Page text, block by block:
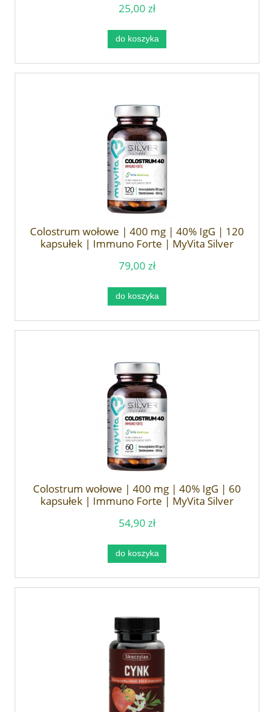
25,00 zł
do koszyka
Colostrum wołowe | 400 mg | 40% IgG | 120
kapsułek | Immuno Forte | MyVita Silver
79,00 zł
do koszyka
Colostrum wołowe | 400 mg | 40% IgG | 60
kapsułek | Immuno Forte | MyVita Silver
54,90 zł
do koszyka